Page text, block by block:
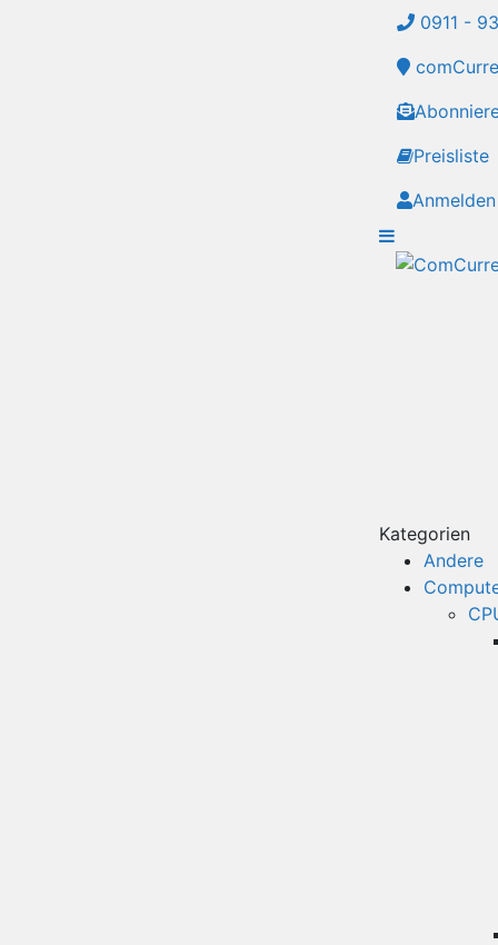
0911 -
Preisliste
Kategorien
Andere